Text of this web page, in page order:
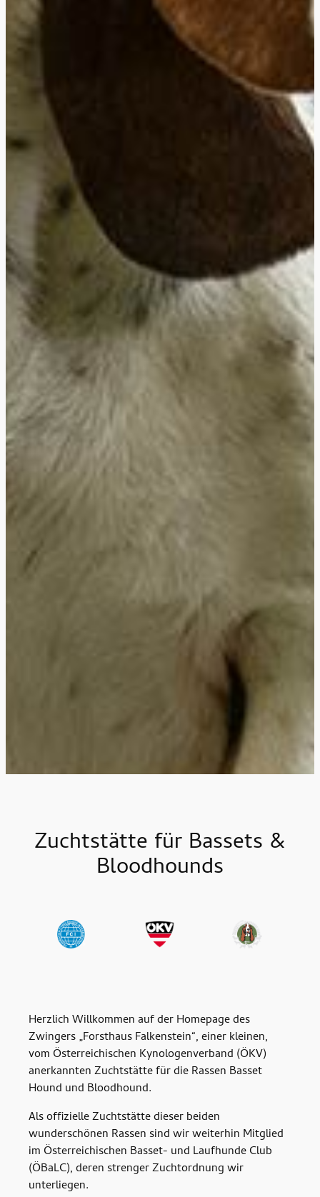
Zuchtstätte für Bassets &
Bloodhounds
Herzlich Willkommen auf der Homepage des
Zwingers „Forsthaus Falkenstein“, einer kleinen,
vom Österreichischen Kynologenverband (ÖKV)
anerkannten Zuchtstätte für die Rassen Basset
Hound und Bloodhound.
Als offizielle Zuchtstätte dieser beiden
wunderschönen Rassen sind wir weiterhin Mitglied
im Österreichischen Basset- und Laufhunde Club
(ÖBaLC), deren strenger Zuchtordnung wir
unterliegen.